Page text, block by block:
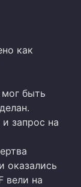
как
быть
запрос на
оказались
вели на